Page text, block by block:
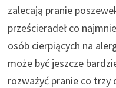
zalecają pranie
prześcieradeł co
osób cierpiących na
może być jeszcze
rozważyć pranie co trzy